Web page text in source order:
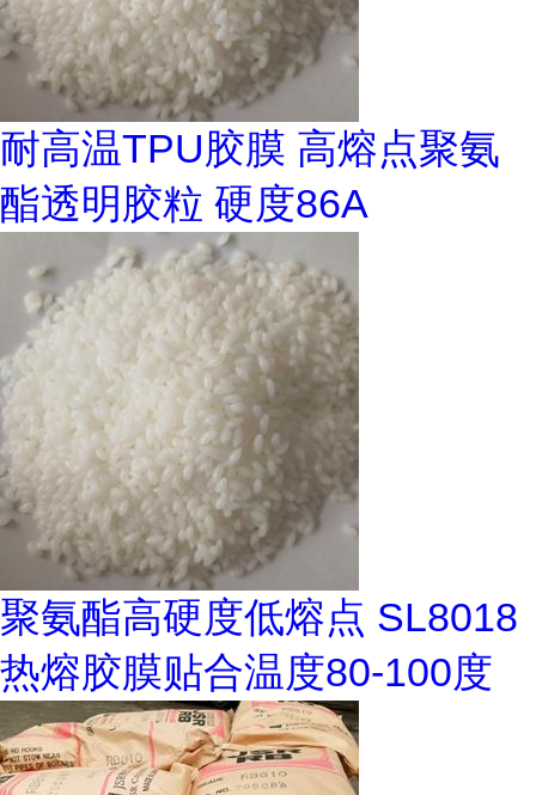
耐高温TPU胶膜 高熔点聚氨
酯透明胶粒 硬度86A
聚氨酯高硬度低熔点 SL8018
热熔胶膜贴合温度80-100度